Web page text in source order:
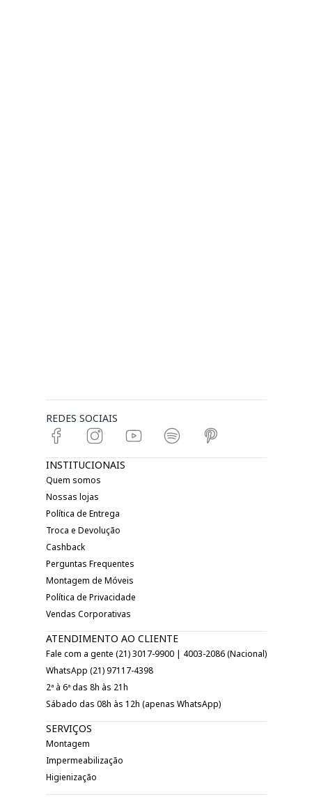
REDES SOCIAIS
INSTITUCIONAIS
Quem somos
Nossas lojas
Política de Entrega
Troca e Devolução
Cashback
Perguntas Frequentes
Montagem de Móveis
Política de Privacidade
Vendas Corporativas
ATENDIMENTO AO CLIENTE
Fale com a gente (21) 3017-9900 | 4003-2086 (Nacional)
WhatsApp (21) 97117-4398
2ª à 6ª das 8h às 21h
Sábado das 08h às 12h (apenas WhatsApp)
SERVIÇOS
Montagem
Impermeabilização
Higienização